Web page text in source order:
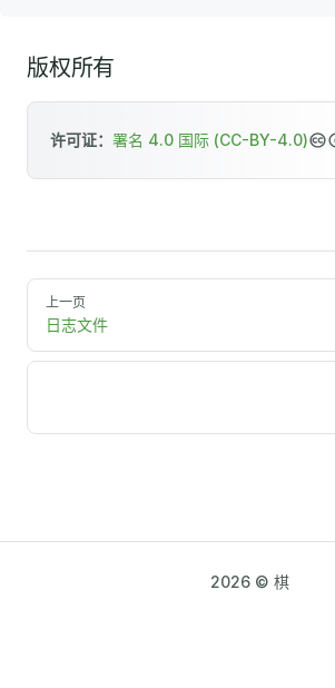
版权所有
许可证： 署名 4.0 国际 (CC-BY-4.0)
上一页
日志文件
2026 © 棋